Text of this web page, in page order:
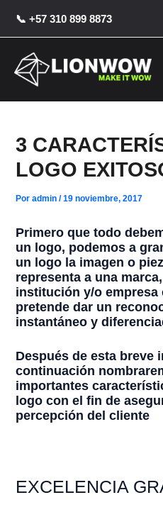
contenido
📞 +57 310 899 8873
3
LOGO
Poradmin/19 noviembre, 2017
Primero que todo
un logo, podemos a
un logo la imagen o
representa a una
institución y/o empresa
pretende dar un
instantáneo y
Después de esta breve
continuación
importantes
logo con el fin de
percepción del cliente
EXCELENCIA
navigation